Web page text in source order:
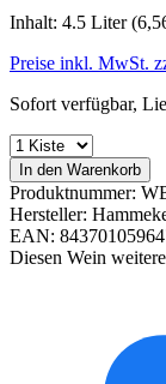
Inhalt: 4.5 Liter
Preise inkl. MwSt.
Sofort verfügbar,
In den Warenkorb
Produktnummer:
Hersteller:
EAN:
Diesen Wein